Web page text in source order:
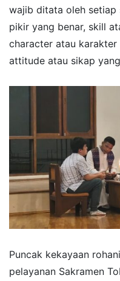
wajib ditata oleh setiap
pikir yang benar, skill
character atau
attitude atau sikap
Puncak kekayaan
pelayanan Sakramen